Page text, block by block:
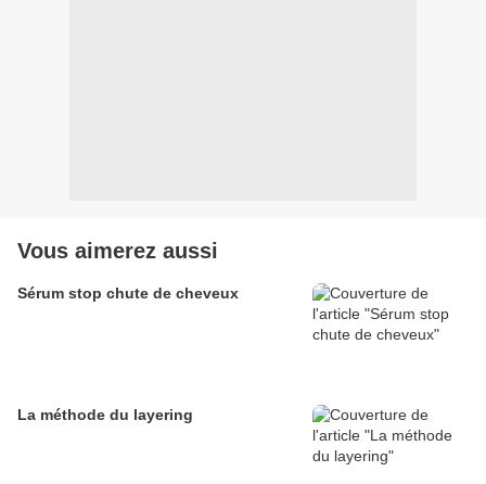
Vous aimerez aussi
Sérum stop chute de cheveux
La méthode du layering